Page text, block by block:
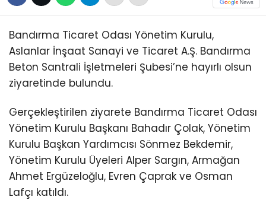
Bandırma Ticaret Odası Yönetim Kurulu,
Aslanlar İnşaat Sanayi ve Ticaret A.Ş. Bandırma
Beton Santrali İşletmeleri Şubesi’ne hayırlı olsun
ziyaretinde bulundu.
Gerçekleştirilen ziyarete Bandırma Ticaret Odası
Yönetim Kurulu Başkanı Bahadır Çolak, Yönetim
Kurulu Başkan Yardımcısı Sönmez Bekdemir,
Yönetim Kurulu Üyeleri Alper Sargın, Armağan
Ahmet Ergüzeloğlu, Evren Çaprak ve Osman
Lafçı katıldı.